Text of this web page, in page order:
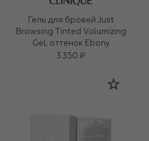
Гель для бровей Just
Browsing Tinted Volumizing
Gel, оттенок Ebony
3 350 ₽